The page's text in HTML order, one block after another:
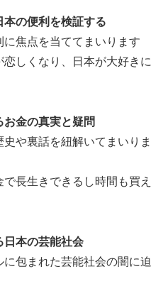
の便利を検証する
焦点を当ててまいります
しくなり、日本が大好きに
金の真実と疑問
や裏話を紐解いてまいりま
長生きできるし時間も買え
本の芸能社会
包まれた芸能社会の闇に迫